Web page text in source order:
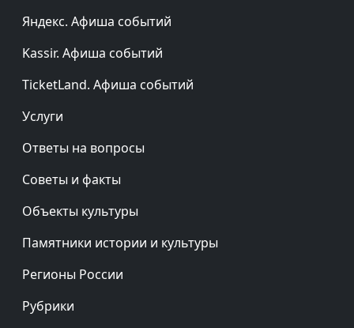
Яндекс. Афиша событий
Kassir. Афиша событий
TicketLand. Афиша событий
Услуги
Ответы на вопросы
Советы и факты
Объекты культуры
Памятники истории и культуры
Регионы России
Рубрики